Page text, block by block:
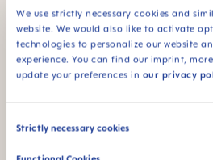
We use strictly necessary cookies and
website. We would also like to activate
technologies to personalize our website
experience. You can find our imprint,
update your preferences in our privacy
Consent
Strictly necessary cookies
Peças sobressalentes Easy
to Drink 290 ml – Válvula
ADICIONAR AO CARRINHO
to